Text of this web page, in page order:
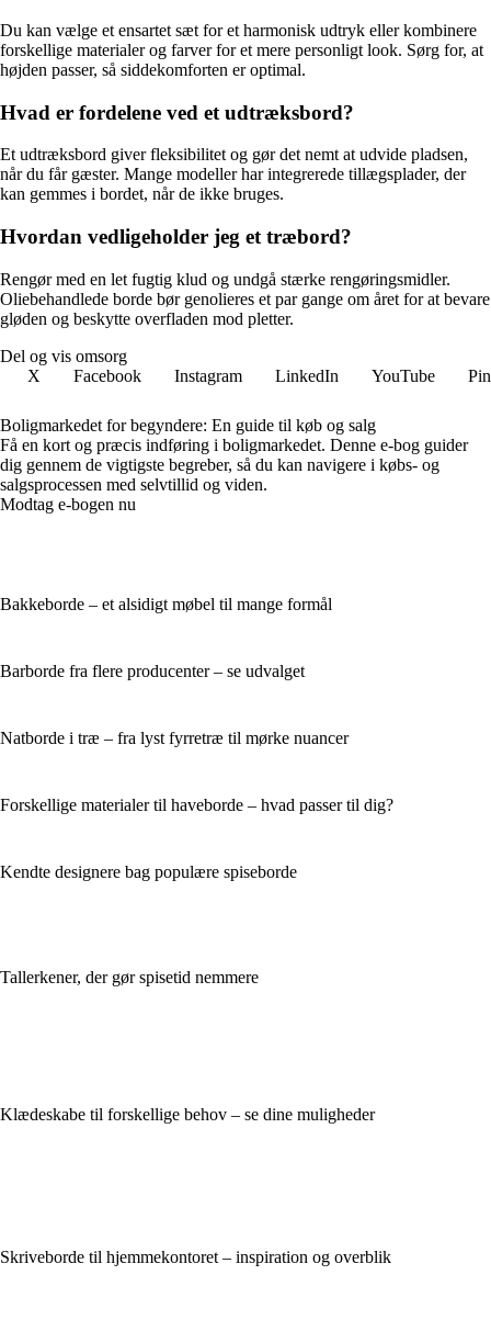
Du kan vælge et ensartet sæt for et harmonisk udtryk eller kombinere
forskellige materialer og farver for et mere personligt look. Sørg for, at
højden passer, så siddekomforten er optimal.
Hvad er fordelene ved et udtræksbord?
Et udtræksbord giver fleksibilitet og gør det nemt at udvide pladsen,
når du får gæster. Mange modeller har integrerede tillægsplader, der
kan gemmes i bordet, når de ikke bruges.
Hvordan vedligeholder jeg et træbord?
Rengør med en let fugtig klud og undgå stærke rengøringsmidler.
Oliebehandlede borde bør genolieres et par gange om året for at bevare
gløden og beskytte overfladen mod pletter.
Del og vis omsorg
X
Facebook Instagram LinkedIn YouTube
Boligmarkedet for begyndere: En guide til køb og salg
Få en kort og præcis indføring i boligmarkedet. Denne e-bog guider
dig gennem de vigtigste begreber, så du kan navigere i købs- og
salgsprocessen med selvtillid og viden.
Modtag e-bogen nu
Bakkeborde – et alsidigt møbel til mange formål
Barborde fra flere producenter – se udvalget
Natborde i træ – fra lyst fyrretræ til mørke nuancer
Forskellige materialer til haveborde – hvad passer til dig?
Kendte designere bag populære spiseborde
Tallerkener, der gør spisetid nemmere
Klædeskabe til forskellige behov – se dine muligheder
Skriveborde til hjemmekontoret – inspiration og overblik